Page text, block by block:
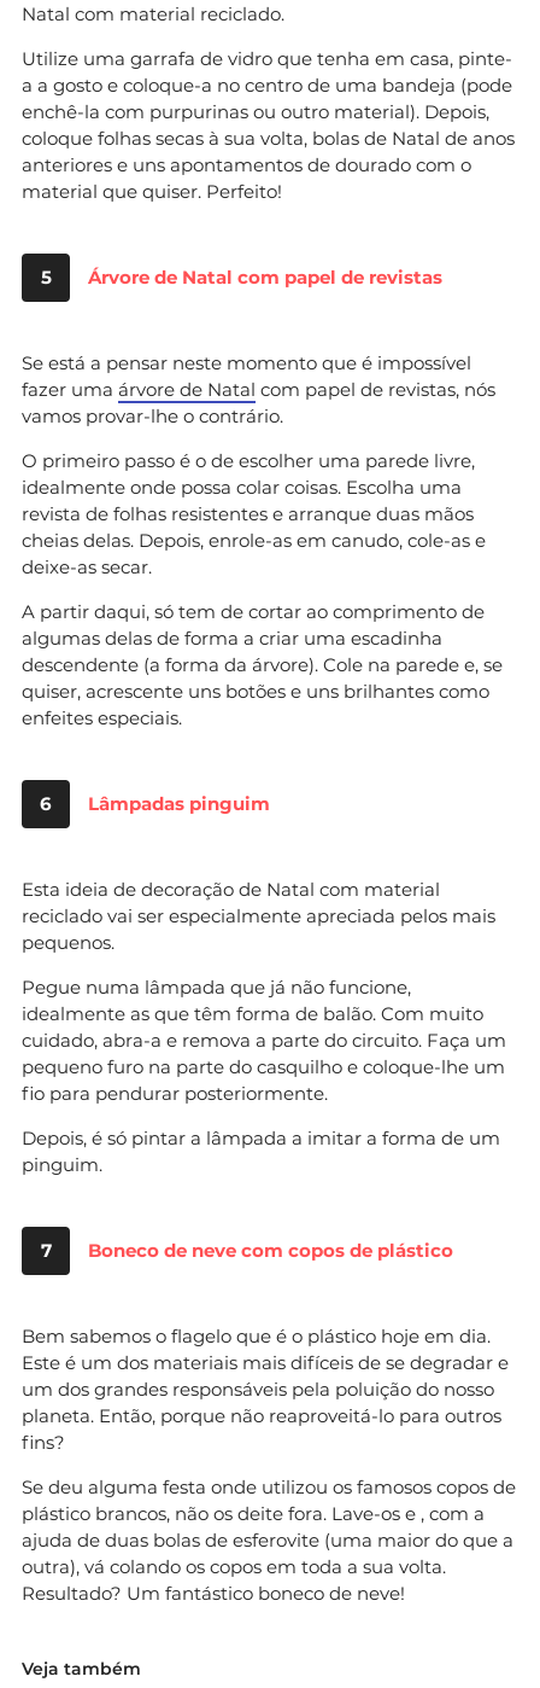
Natal com material reciclado.
Utilize uma garrafa de vidro que tenha em casa, pinte-
a a gosto e coloque-a no centro de uma bandeja (pode
enchê-la com purpurinas ou outro material). Depois,
coloque folhas secas à sua volta, bolas de Natal de anos
anteriores e uns apontamentos de dourado com o
material que quiser. Perfeito!
5 Árvore de Natal com papel de revistas
Se está a pensar neste momento que é impossível
fazer uma árvore de Natal com papel de revistas, nós
vamos provar-lhe o contrário.
O primeiro passo é o de escolher uma parede livre,
idealmente onde possa colar coisas. Escolha uma
revista de folhas resistentes e arranque duas mãos
cheias delas. Depois, enrole-as em canudo, cole-as e
deixe-as secar.
A partir daqui, só tem de cortar ao comprimento de
algumas delas de forma a criar uma escadinha
descendente (a forma da árvore). Cole na parede e, se
quiser, acrescente uns botões e uns brilhantes como
enfeites especiais.
6 Lâmpadas pinguim
Esta ideia de decoração de Natal com material
reciclado vai ser especialmente apreciada pelos mais
pequenos.
Pegue numa lâmpada que já não funcione,
idealmente as que têm forma de balão. Com muito
cuidado, abra-a e remova a parte do circuito. Faça um
pequeno furo na parte do casquilho e coloque-lhe um
fio para pendurar posteriormente.
Depois, é só pintar a lâmpada a imitar a forma de um
pinguim.
7 Boneco de neve com copos de plástico
Bem sabemos o flagelo que é o plástico hoje em dia.
Este é um dos materiais mais difíceis de se degradar e
um dos grandes responsáveis pela poluição do nosso
planeta. Então, porque não reaproveitá-lo para outros
fins?
Se deu alguma festa onde utilizou os famosos copos de
plástico brancos, não os deite fora. Lave-os e , com a
ajuda de duas bolas de esferovite (uma maior do que a
outra), vá colando os copos em toda a sua volta.
Resultado? Um fantástico boneco de neve!
Veja também